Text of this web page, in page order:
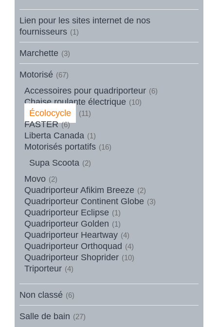
Lien pour les sites internet de nos
fournisseurs (1)
Marchette (3)
Motorisé (67)
Accessoires pour quadriporteur (6)
Chaise roulante électrique (10)
Écolocycle (11)
FASTER (6)
Liberta Canada (1)
Motorisés portatifs (16)
Supa Scoota (2)
Movo (2)
Quadriporteur Afikim Breeze (2)
Quadriporteur Continent Globe (3)
Quadriporteur Eclipse (1)
Quadriporteur Golden (1)
Quadriporteur Heartway (4)
Quadriporteur Orthoquad (4)
Quadriporteur Shoprider (10)
Triporteur (4)
Non classé (6)
Salle de bain (27)